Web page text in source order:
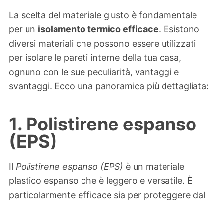
La scelta del materiale giusto è fondamentale
per un isolamento termico efficace. Esistono
diversi materiali che possono essere utilizzati
per isolare le pareti interne della tua casa,
ognuno con le sue peculiarità, vantaggi e
svantaggi. Ecco una panoramica più dettagliata:
1. Polistirene espanso
(EPS)
Il Polistirene espanso (EPS) è un materiale
plastico espanso che è leggero e versatile. È
particolarmente efficace sia per proteggere dal